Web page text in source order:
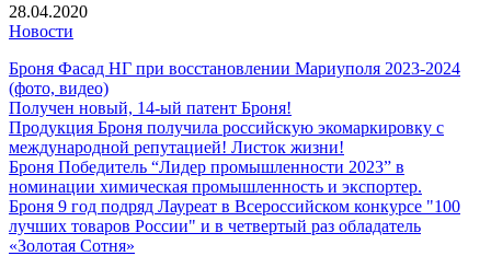
28.04.2020
Новости
Броня Фасад НГ при восстановлении Мариуполя 2023-2024
(фото, видео)
Получен новый, 14-ый патент Броня!
Продукция Броня получила российскую экомаркировку с
международной репутацией! Листок жизни!
Броня Победитель “Лидер промышленности 2023” в
номинации химическая промышленность и экспортер.
Броня 9 год подряд Лауреат в Всероссийском конкурсе "100
лучших товаров России" и в четвертый раз обладатель
«Золотая Сотня»